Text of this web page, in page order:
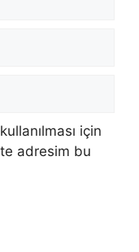
için
adresim bu